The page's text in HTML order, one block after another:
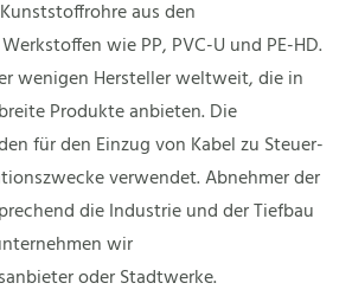
aus den
wie PP, PVC-U und PE-HD.
wenigen Hersteller weltweit, die in
Produkte anbieten. Die
für den Einzug von Kabel zu Steuer-
verwendet. Abnehmer der
die Industrie und der Tiefbau
wir
oder Stadtwerke.